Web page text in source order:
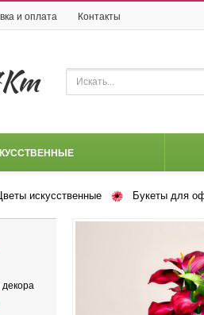
и оплата Контакты
искусственные Букеты для